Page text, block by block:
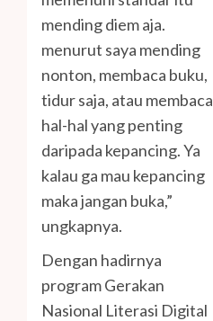
mending diem aja.
menurut saya mending
nonton, membaca buku,
tidur saja, atau membaca
hal-hal yang penting
daripada kepancing. Ya
kalau ga mau kepancing
maka jangan buka,”
ungkapnya.
Dengan hadirnya
program Gerakan
Nasional Literasi Digital